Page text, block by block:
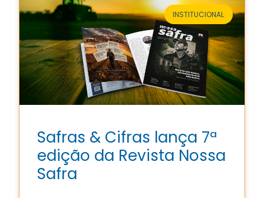
INSTITUCIONAL
Safras & Cifras lança 7ª
edição da Revista Nossa
Safra